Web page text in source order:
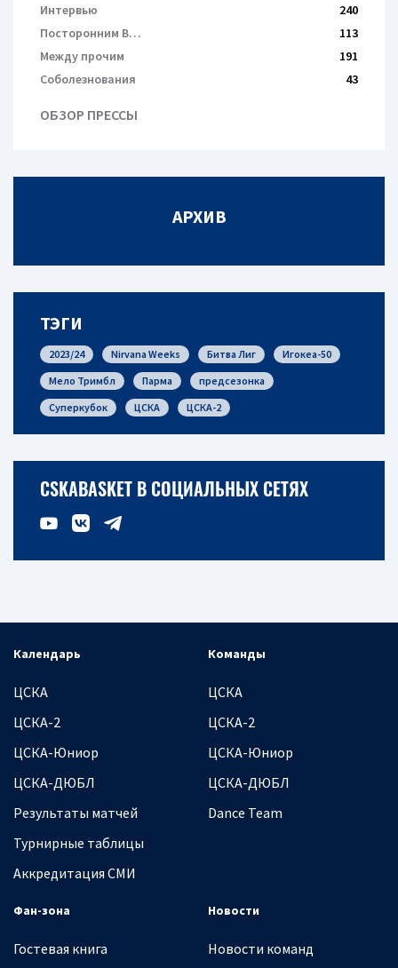
Интервью
240
Посторонним В…
113
Между прочим
191
Соболезнования
43
ОБЗОР ПРЕССЫ
АРХИВ
ТЭГИ
2023/24 Nirvana Weeks Битва Лиг
Игокеа-50
Мело Тримбл
Парма
предсезонка
Суперкубок
ЦСКА ЦСКА-2
CSKABASKET В СОЦИАЛЬНЫХ СЕТЯХ
Календарь
ЦСКА
ЦСКА-2
ЦСКА-Юниор
ЦСКА-ДЮБЛ
Результаты матчей
Турнирные таблицы
Аккредитация СМИ
Команды
ЦСКА
ЦСКА-2
ЦСКА-Юниор
ЦСКА-ДЮБЛ
Dance Team
Фан-зона
Гостевая книга
Новости
Новости команд